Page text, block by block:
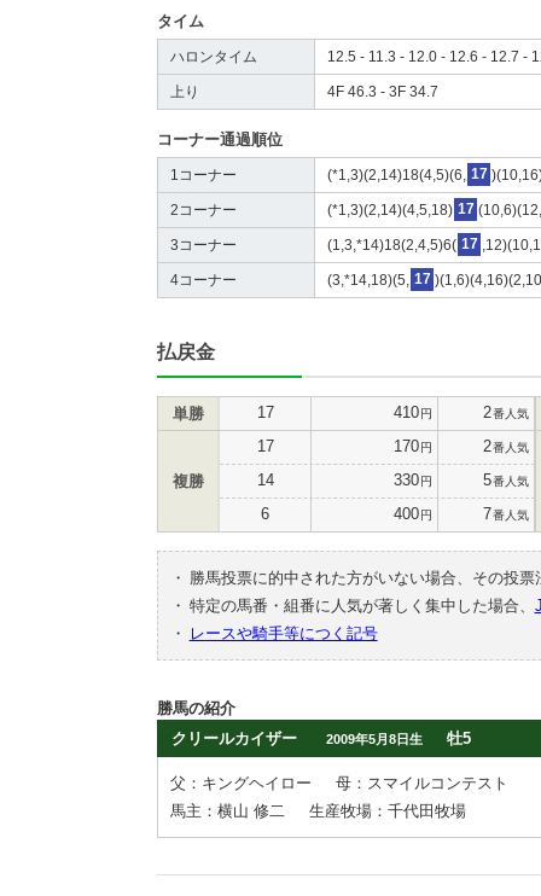
タイム
ハロンタイム 12.5 - 11.3 - 12.0 - 12.6 - 12.7 -
上り 4F 46.3 - 3F 34.7
コーナー通過順位
1コーナー (*1,3)(2,14)18(4,5)(6, 17
2コーナー (*1,3)(2,14)(4,5,18) 17
3コーナー (1,3,*14)18(2,4,5)6( 17
4コーナー (3,*14,18)(5, 17
払戻金
単勝 17 410円 2番人気
複勝
17 170円 2番人気
14 330円 5番人気
6 400円 7番人気
・
勝馬投票に的中された方がいない場合、その投
・ 特定の馬番・組番に人気が著しく集中した場合、
・
レースや騎手等につく記号
勝馬の紹介
クリールカイザー
2009年5月8日生 牡5
父：キングヘイロー
母：スマイルコンテスト
馬主：横山 修二
生産牧場：千代田牧場